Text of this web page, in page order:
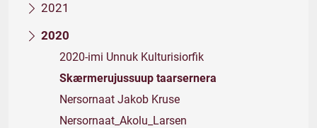
2021
2020
2020-imi Unnuk Kulturisiorfik
Skærmerujussuup taarsernera
Nersornaat Jakob Kruse
Nersornaat_Akolu_Larsen